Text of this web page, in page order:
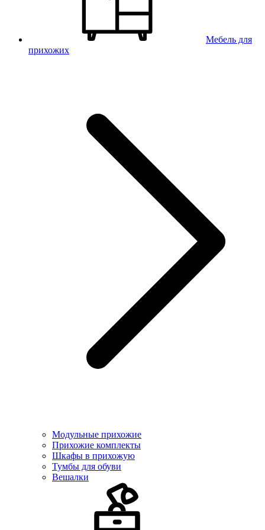
Мебель для
прихожих
Модульные прихожие
Прихожие комплекты
Шкафы в прихожую
Тумбы для обуви
Вешалки